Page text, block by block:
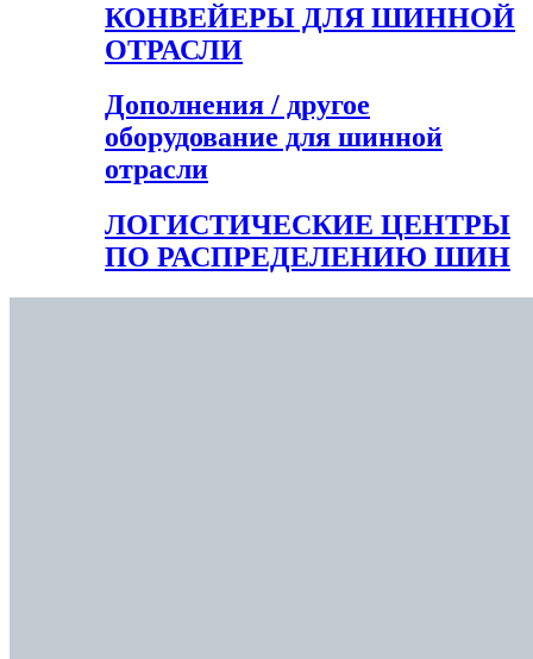
КОНВЕЙЕРЫ ДЛЯ ШИННОЙ
ОТРАСЛИ
Дополнения / другое
оборудование для шинной
отрасли
ЛОГИСТИЧЕСКИЕ ЦЕНТРЫ
ПО РАСПРЕДЕЛЕНИЮ ШИН